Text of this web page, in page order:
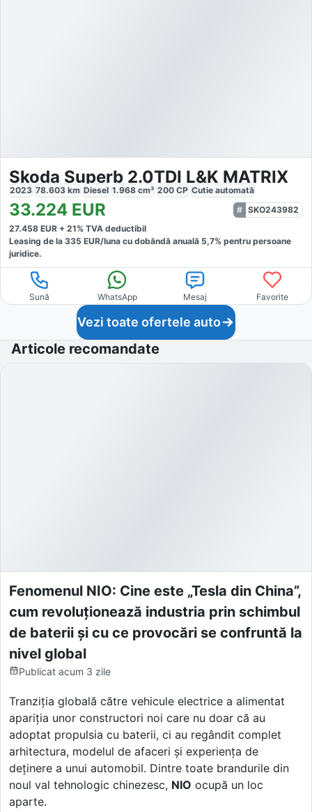
Skoda Superb 2.0TDI L&K MATRIX
2023 78.603 km Diesel 1.968 cm³ 200 CP Cutie automată
33.224 EUR
SKO243982
27.458 EUR + 21% TVA deductibil
Leasing de la 335 EUR/luna cu dobăndă anuală 5,7% pentru persoane
juridice.
Sună WhatsApp Mesaj Favorite
Vezi toate ofertele auto
Articole recomandate
Fenomenul NIO: Cine este „Tesla din China”,
cum revoluționează industria prin schimbul
de baterii și cu ce provocări se confruntă la
nivel global
Publicat acum 3 zile
Tranziția globală către vehicule electrice a alimentat
apariția unor constructori noi care nu doar că au
adoptat propulsia cu baterii, ci au regândit complet
arhitectura, modelul de afaceri și experiența de
deținere a unui automobil. Dintre toate brandurile din
noul val tehnologic chinezesc, NIO ocupă un loc
aparte.